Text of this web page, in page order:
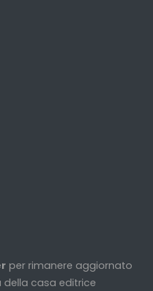
per rimanere aggiornato
della casa editrice